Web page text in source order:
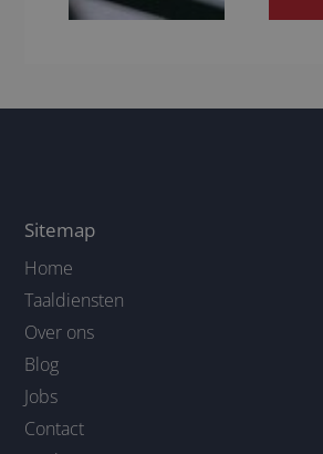
Sitemap
Home
Taaldiensten
Over ons
Blog
Jobs
Contact